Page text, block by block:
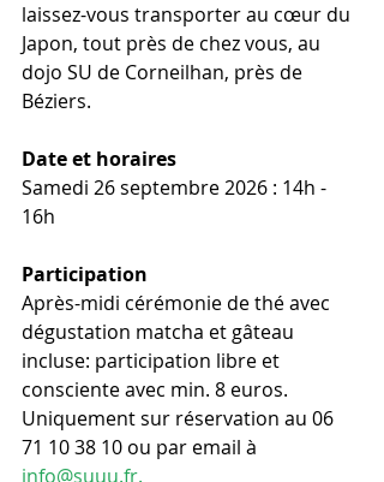
laissez-vous transporter au cœur du
Japon, tout près de chez vous, au
dojo SU de Corneilhan, près de
Béziers.
Date et horaires
Samedi 26 septembre 2026 : 14h -
16h
Participation
Après-midi cérémonie de thé avec
dégustation matcha et gâteau
incluse: participation libre et
consciente avec min. 8 euros.
Uniquement sur réservation au 06
71 10 38 10 ou par email à
info@suuu.fr.